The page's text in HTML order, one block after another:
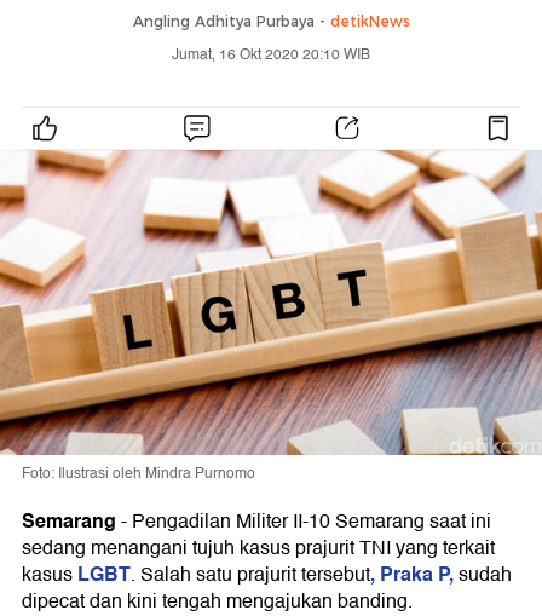
Angling Adhitya Purbaya - detikNews
Jumat, 16 Okt 2020 20:10 WIB
Foto: Ilustrasi oleh Mindra Purnomo
Semarang-Pengadilan Militer II-10 Semarang saat ini
sedang menangani tujuh kasus prajurit TNI yang terkait
kasusLGBT. Salah satu prajurit tersebut, Praka P,sudah
dipecat dan kini tengah mengajukan banding.